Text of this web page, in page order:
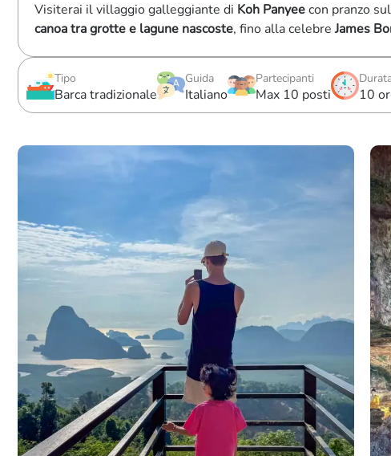
Visiterai il villaggio galleggiante di Koh Panyeecon pranzo
canoa tra grotte e lagune nascoste, fino alla celebre James
Tipo
Barca tradizionale
Guida
Italiano
Partecipanti
Max 10 posti 10